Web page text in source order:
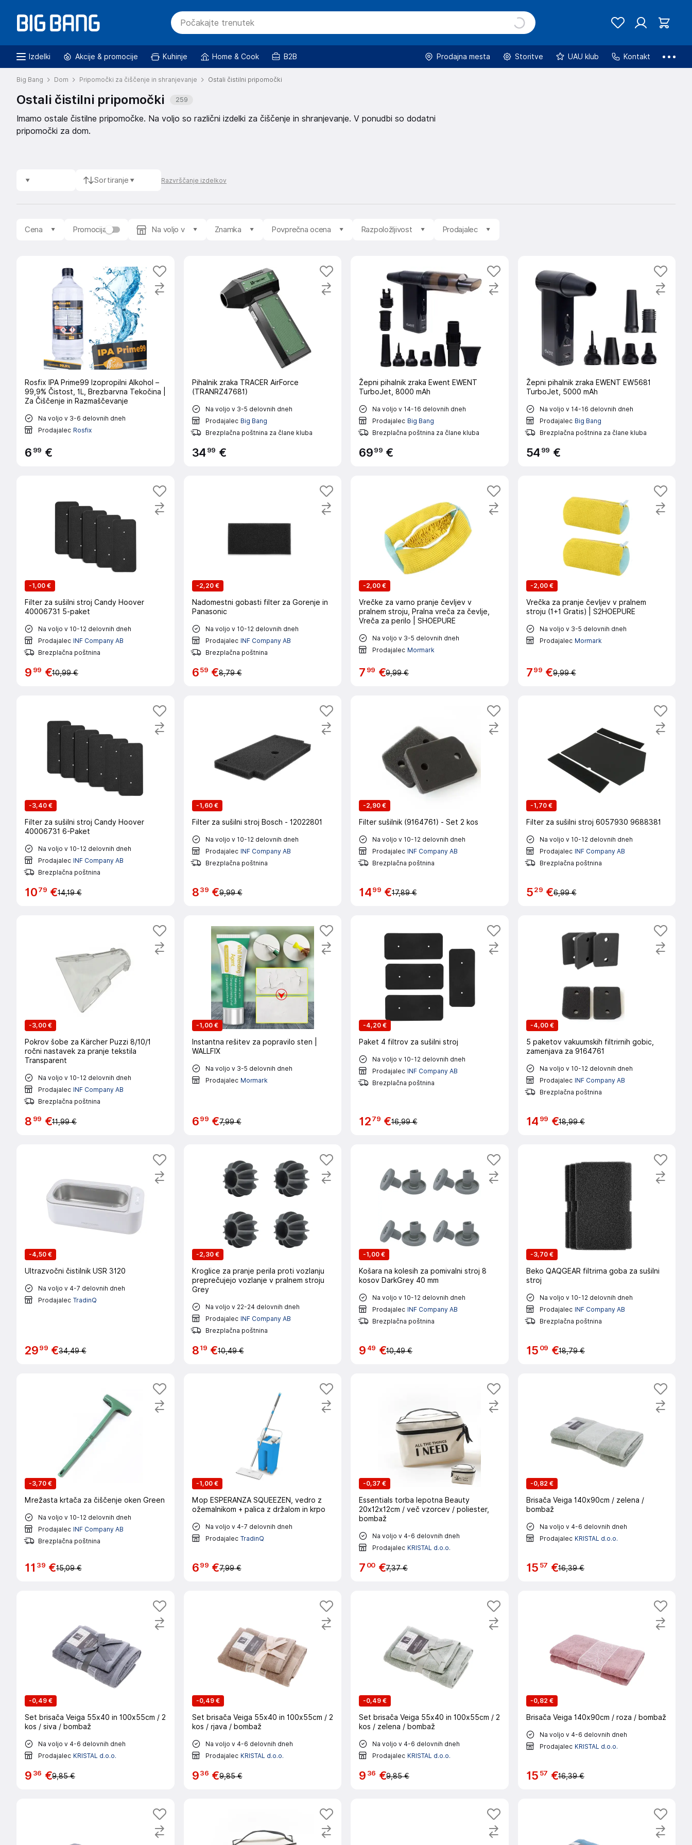
Izdelki Akcije & promocije Kuhinje Home & Cook B2B Prodajna mesta Storitve UAU klub Kontakt
Big Bang Dom Pripomočki za čiščenje in shranjevanje Ostali čistilni pripomočki
Ostali čistilni pripomočki 259
Imamo ostale čistilne pripomočke. Na voljo so različni izdelki za čiščenje in shranjevanje. V ponudbi so dodatni
pripomočki za dom.
Sortiranje Razvrščanje izdelkov
Cena Promocija Na voljo v Znamka Povprečna ocena Razpoložljivost Prodajalec
Rosfix IPA Prime99 Izopropilni Alkohol –
99,9% Čistost, 1L, Brezbarvna Tekočina |
Za Čiščenje in Razmaščevanje
Na voljo v 3-6 delovnih dneh
Prodajalec Rosfix
6 99 €
Pihalnik zraka TRACER AirForce
(TRANRZ47681)
Na voljo v 3-5 delovnih dneh
Prodajalec Big Bang
Brezplačna poštnina za člane kluba
34 99 €
Žepni pihalnik zraka Ewent EWENT
TurboJet, 8000 mAh
Na voljo v 14-16 delovnih dneh
Prodajalec Big Bang
Brezplačna poštnina za člane kluba
6999 €
Žepni pihalnik zraka EWENT EW5681
TurboJet, 5000 mAh
Na voljo v 14-16 delovnih dneh
Prodajalec Big Bang
Brezplačna poštnina za člane kluba
54 99 €
-1,00 €
Filter za sušilni stroj Candy Hoover
40006731 5-paket
Na voljo v 10-12 delovnih dneh
Prodajalec INF Company AB
Brezplačna poštnina
9 99 €10,99 €
-2,20 €
Nadomestni gobasti filter za Gorenje in
Panasonic
Na voljo v 10-12 delovnih dneh
Prodajalec INF Company AB
Brezplačna poštnina
659 €8,79 €
-2,00 €
Vrečke za varno pranje čevljev v
pralnem stroju, Pralna vreča za čevlje,
Vreča za perilo | SHOEPURE
Na voljo v 3-5 delovnih dneh
Prodajalec Mormark
7 99 €9,99 €
-2,00 €
Vrečka za pranje čevljev v pralnem
stroju (1+1 Gratis) | S2HOEPURE
Na voljo v 3-5 delovnih dneh
Prodajalec Mormark
799 €9,99 €
-3,40 €
Filter za sušilni stroj Candy Hoover
40006731 6-Paket
Na voljo v 10-12 delovnih dneh
Prodajalec INF Company AB
Brezplačna poštnina
1079 €14,19 €
-1,60 €
Filter za sušilni stroj Bosch - 12022801
Na voljo v 10-12 delovnih dneh
Prodajalec INF Company AB
Brezplačna poštnina
839 €9,99 €
-2,90 €
Filter sušilnik (9164761) - Set 2 kos
Na voljo v 10-12 delovnih dneh
Prodajalec INF Company AB
Brezplačna poštnina
1499 €17,89 €
-1,70 €
Filter za sušilni stroj 6057930 9688381
Na voljo v 10-12 delovnih dneh
Prodajalec INF Company AB
Brezplačna poštnina
529 €6,99 €
-3,00 €
Pokrov šobe za Kärcher Puzzi 8/10/1
ročni nastavek za pranje tekstila
Transparent
Na voljo v 10-12 delovnih dneh
Prodajalec INF Company AB
Brezplačna poštnina
8 99 €11,99 €
-1,00 €
Instantna rešitev za popravilo sten |
WALLFIX
Na voljo v 3-5 delovnih dneh
Prodajalec Mormark
699 €7,99 €
-4,20 €
Paket 4 filtrov za sušilni stroj
Na voljo v 10-12 delovnih dneh
Prodajalec INF Company AB
Brezplačna poštnina
1279 €16,99 €
-4,00 €
5 paketov vakuumskih filtrirnih gobic,
zamenjava za 9164761
Na voljo v 10-12 delovnih dneh
Prodajalec INF Company AB
Brezplačna poštnina
14 99 €18,99 €
-4,50 €
Ultrazvočni čistilnik USR 3120
Na voljo v 4-7 delovnih dneh
Prodajalec TradinQ
2999 €34,49 €
-2,30 €
Kroglice za pranje perila proti vozlanju
preprečujejo vozlanje v pralnem stroju
Grey
Na voljo v 22-24 delovnih dneh
Prodajalec INF Company AB
Brezplačna poštnina
819 €10,49 €
-1,00 €
Košara na kolesih za pomivalni stroj 8
kosov DarkGrey 40 mm
Na voljo v 10-12 delovnih dneh
Prodajalec INF Company AB
Brezplačna poštnina
9 49 €10,49 €
-3,70 €
Beko QAQGEAR filtrirna goba za sušilni
stroj
Na voljo v 10-12 delovnih dneh
Prodajalec INF Company AB
Brezplačna poštnina
15 09 €18,79 €
-3,70 €
Mrežasta krtača za čiščenje oken Green
Na voljo v 10-12 delovnih dneh
Prodajalec INF Company AB
Brezplačna poštnina
11 39 €15,09 €
-1,00 €
Mop ESPERANZA SQUEEZEN, vedro z
ožemalnikom + palica z držalom in krpo
Na voljo v 4-7 delovnih dneh
Prodajalec TradinQ
699 €7,99 €
-0,37 €
Essentials torba lepotna Beauty
20x12x12cm / več vzorcev / poliester,
bombaž
Na voljo v 4-6 delovnih dneh
Prodajalec KRISTAL d.o.o.
7 00 €7,37 €
-0,82 €
Brisača Veiga 140x90cm / zelena /
bombaž
Na voljo v 4-6 delovnih dneh
Prodajalec KRISTAL d.o.o.
15 57 €16,39 €
-0,49 €
Set brisača Veiga 55x40 in 100x55cm / 2
kos / siva / bombaž
Na voljo v 4-6 delovnih dneh
Prodajalec KRISTAL d.o.o.
9 36 €9,85 €
-0,49 €
Set brisača Veiga 55x40 in 100x55cm / 2
kos / rjava / bombaž
Na voljo v 4-6 delovnih dneh
Prodajalec KRISTAL d.o.o.
936 €9,85 €
-0,49 €
Set brisača Veiga 55x40 in 100x55cm / 2
kos / zelena / bombaž
Na voljo v 4-6 delovnih dneh
Prodajalec KRISTAL d.o.o.
9 36 €9,85 €
-0,82 €
Brisača Veiga 140x90cm / roza / bombaž
Na voljo v 4-6 delovnih dneh
Prodajalec KRISTAL d.o.o.
15 57 €16,39 €